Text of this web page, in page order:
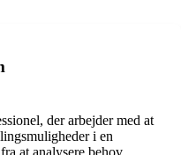
der arbejder med at
i en
at analysere behov,